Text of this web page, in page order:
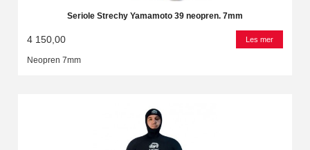
Seriole Strechy Yamamoto 39 neopren. 7mm
4 150,00 Les mer
Neopren 7mm